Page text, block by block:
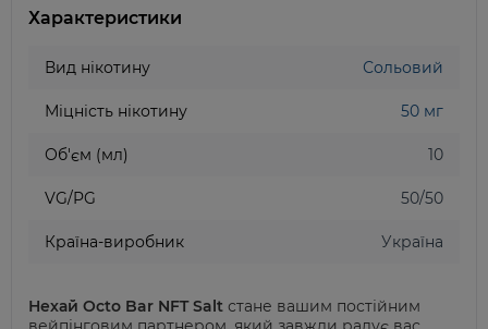
Характеристики
Вид нікотину Сольовий
Міцність нікотину 50 мг
Об'єм (мл) 10
VG/PG 50/50
Країна-виробник Україна
Нехай Octo Bar NFT Salt стане вашим постійним